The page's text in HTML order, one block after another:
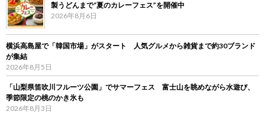
製うどんまで“夏のカレーフェス”を開催中
2026年8月6日
横浜高島屋で「韓国市場」がスタート 人気グルメから雑貨まで約30ブランド
が集結
2026年8月5日
「山梨県笛吹川フルーツ公園」でサマーフェス 富士山を眺めながら水遊び、
季節限定の桃のかき氷も
2026年8月3日